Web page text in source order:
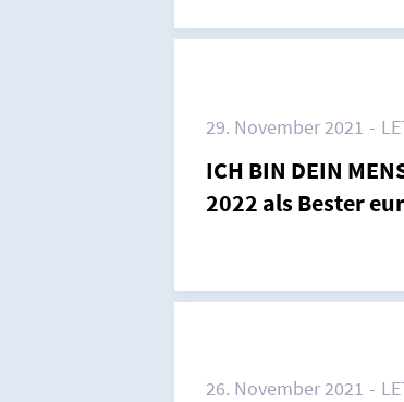
29. November 2021
ICH BIN DEIN
2022 als Bester
26. November 2021